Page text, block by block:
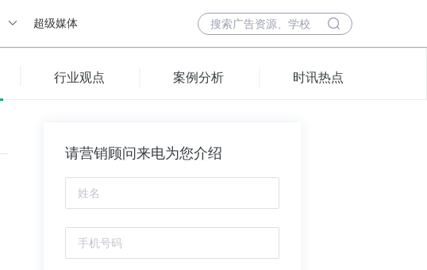
超级媒体
行业观点 案例分析 时讯热点
请营销顾问来电为您介绍